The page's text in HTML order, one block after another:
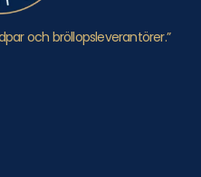
och bröllopsleverantörer.”